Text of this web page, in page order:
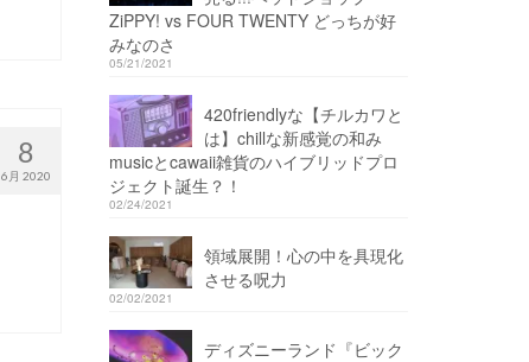
8
6月 2020
ZiPPY! vs FOUR TWENTY どっちが好
みなのさ
05/21/2021
420friendlyな【チルカワと
は】chillな新感覚の和み
musicとcawaii雑貨のハイブリッドプロ
ジェクト誕生？！
02/24/2021
領域展開！心の中を具現化
させる呪力
02/02/2021
ディズニーランド『ビック